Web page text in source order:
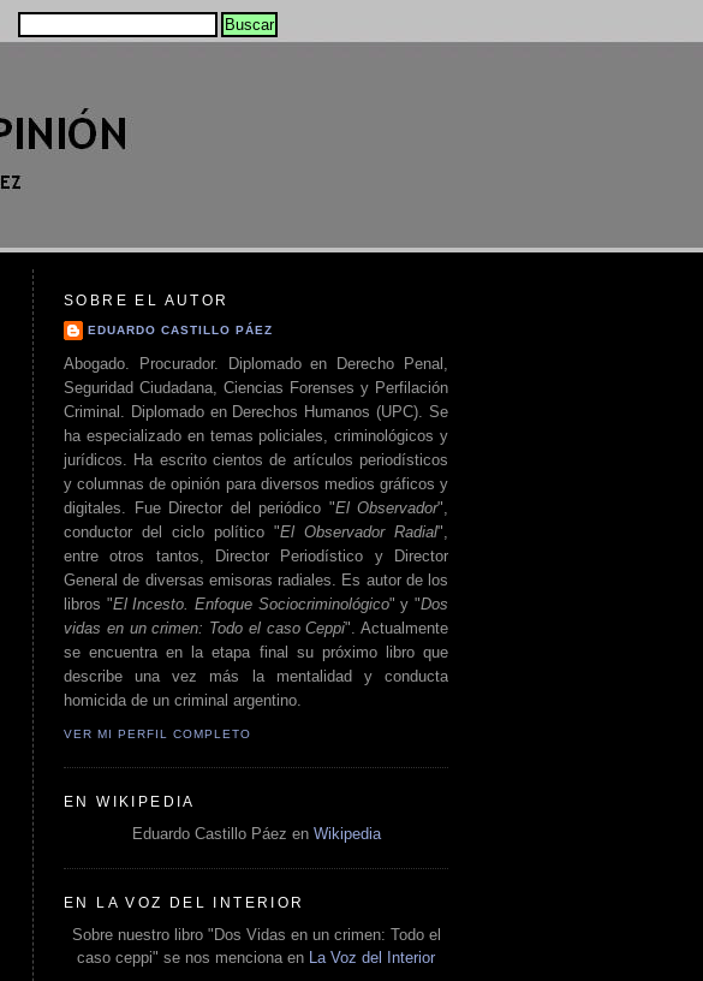
SOBRE EL AUTOR
EDUARDO CASTILLO PÁEZ
Abogado. Procurador. Diplomado en Derecho Penal,
Seguridad Ciudadana, Ciencias Forenses y Perfilación
Criminal. Diplomado en Derechos Humanos (UPC). Se
ha especializado en temas policiales, criminológicos y
jurídicos. Ha escrito cientos de artículos periodísticos
y columnas de opinión para diversos medios gráficos y
digitales. Fue Director del periódico "El Observador",
conductor del ciclo político "El Observador Radial",
entre otros tantos, Director Periodístico y Director
General de diversas emisoras radiales. Es autor de los
libros "El Incesto. Enfoque Sociocriminológico" y "Dos
vidas en un crimen: Todo el caso Ceppi". Actualmente
se encuentra en la etapa final su próximo libro que
describe una vez más la mentalidad y conducta
homicida de un criminal argentino.
VER MI PERFIL COMPLETO
EN WIKIPEDIA
Eduardo Castillo Páez en Wikipedia
EN LA VOZ DEL INTERIOR
Sobre nuestro libro "Dos Vidas en un crimen: Todo el
caso ceppi" se nos menciona en
La Voz del Interior